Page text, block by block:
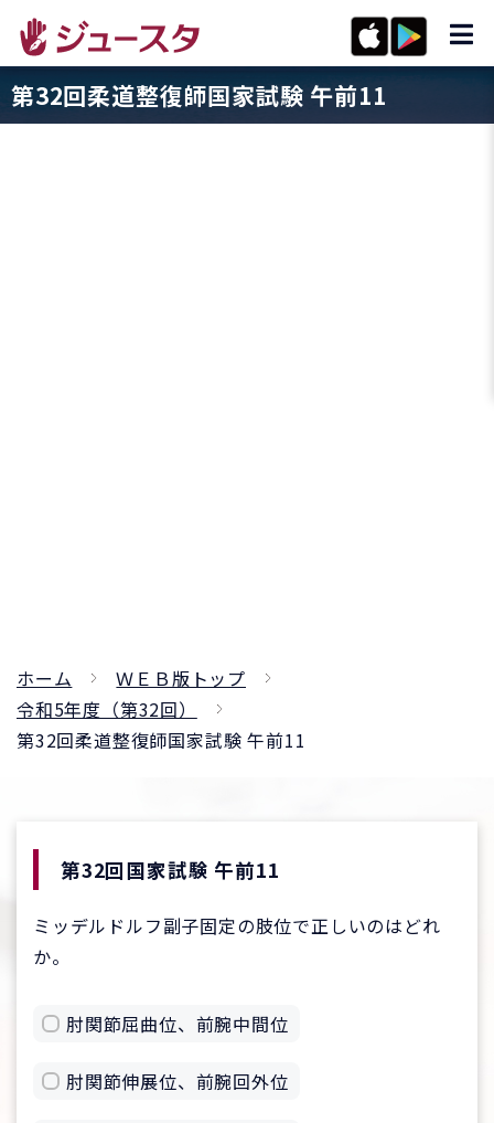
第32回柔道整復師国家試験 午前11
ホーム
ＷＥＢ版トップ
令和5年度（第32回）
第32回柔道整復師国家試験 午前11
第32回国家試験 午前11
ミッデルドルフ副子固定の肢位で正しいのはどれ
か。
肘関節屈曲位、前腕中間位
肘関節伸展位、前腕回外位